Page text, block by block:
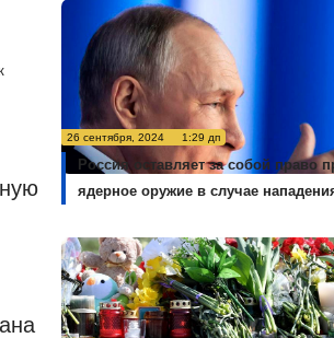
26 сентября, 2024 1:29 дп
Россия оставляет за собой право
ядерное оружие в случае